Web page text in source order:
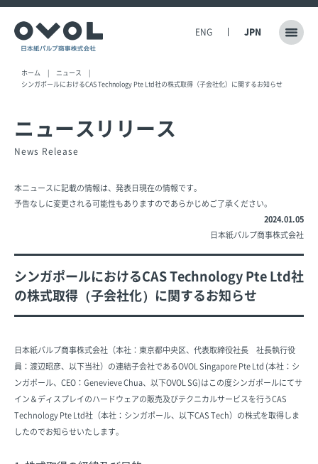
ENG JPN
ホーム
ニュース
シンガポールにおけるCAS Technology Pte Ltd社の株式取得（子会社化）に関するお知らせ
ニュースリリース
News Release
本ニュースに記載の情報は、発表日現在の情報です。
予告なしに変更される可能性もありますのであらかじめご了承ください。
2024.01.05
日本紙パルプ商事株式会社
シンガポールにおけるCAS Technology Pte Ltd社
の株式取得（子会社化）に関するお知らせ
日本紙パルプ商事株式会社（本社：東京都中央区、代表取締役社長 社長執行役
員：渡辺昭彦、以下当社）の連結子会社であるOVOL Singapore Pte Ltd (本社：シ
ンガポール、CEO：Genevieve Chua、以下OVOL SG)はこの度シンガポールにてサ
イン＆ディスプレイのハードウェアの販売及びテクニカルサービスを行うCAS
Technology Pte Ltd社（本社：シンガポール、以下CAS Tech）の株式を取得しま
したのでお知らせいたします。